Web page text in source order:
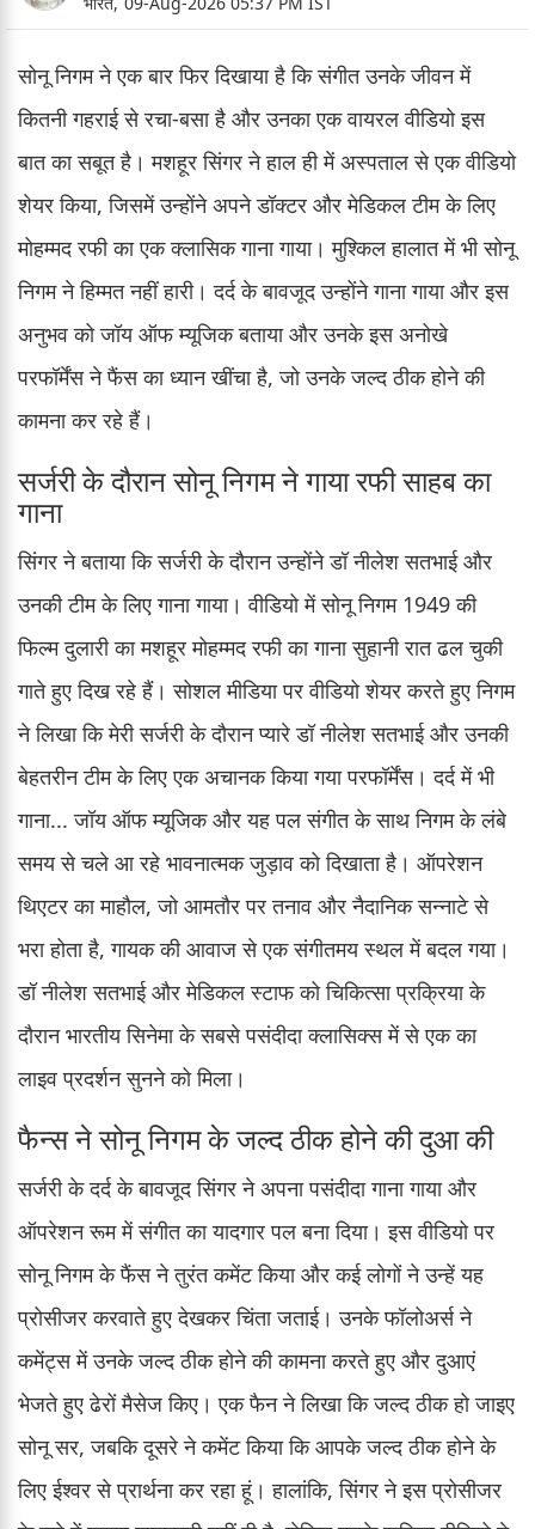
सोनू निगम ने एक बार फिर दिखाया है कि संगीत उनके जीवन में
कितनी गहराई से रचा-बसा है और उनका एक वायरल वीडियो इस
बात का सबूत है। मशहूर सिंगर ने हाल ही में अस्पताल से एक वीडियो
शेयर किया, जिसमें उन्होंने अपने डॉक्टर और मेडिकल टीम के लिए
मोहम्मद रफी का एक क्लासिक गाना गाया। मुश्किल हालात में भी सोनू
निगम ने हिम्मत नहीं हारी। दर्द के बावजूद उन्होंने गाना गाया और इस
अनुभव को जॉय ऑफ म्यूजिक बताया और उनके इस अनोखे
परफॉर्मेंस ने फैंस का ध्यान खींचा है, जो उनके जल्द ठीक होने की
कामना कर रहे हैं।
सर्जरी के दौरान सोनू निगम ने गाया रफी साहब का
गाना
सिंगर ने बताया कि सर्जरी के दौरान उन्होंने डॉ नीलेश सतभाई और
उनकी टीम के लिए गाना गाया। वीडियो में सोनू निगम 1949 की
फिल्म दुलारी का मशहूर मोहम्मद रफी का गाना सुहानी रात ढल चुकी
गाते हुए दिख रहे हैं। सोशल मीडिया पर वीडियो शेयर करते हुए निगम
ने लिखा कि मेरी सर्जरी के दौरान प्यारे डॉ नीलेश सतभाई और उनकी
बेहतरीन टीम के लिए एक अचानक किया गया परफॉर्मेंस। दर्द में भी
गाना... जॉय ऑफ म्यूजिक और यह पल संगीत के साथ निगम के लंबे
समय से चले आ रहे भावनात्मक जुड़ाव को दिखाता है। ऑपरेशन
थिएटर का माहौल, जो आमतौर पर तनाव और नैदानिक सन्नाटे से
भरा होता है, गायक की आवाज से एक संगीतमय स्थल में बदल गया।
डॉ नीलेश सतभाई और मेडिकल स्टाफ को चिकित्सा प्रक्रिया के
दौरान भारतीय सिनेमा के सबसे पसंदीदा क्लासिक्स में से एक का
लाइव प्रदर्शन सुनने को मिला।
फैन्स ने सोनू निगम के जल्द ठीक होने की दुआ की
सर्जरी के दर्द के बावजूद सिंगर ने अपना पसंदीदा गाना गाया और
ऑपरेशन रूम में संगीत का यादगार पल बना दिया। इस वीडियो पर
सोनू निगम के फैंस ने तुरंत कमेंट किया और कई लोगों ने उन्हें यह
प्रोसीजर करवाते हुए देखकर चिंता जताई। उनके फॉलोअर्स ने
कमेंट्स में उनके जल्द ठीक होने की कामना करते हुए और दुआएं
भेजते हुए ढेरों मैसेज किए। एक फैन ने लिखा कि जल्द ठीक हो जाइए
सोनू सर, जबकि दूसरे ने कमेंट किया कि आपके जल्द ठीक होने के
लिए ईश्वर से प्रार्थना कर रहा हूं। हालांकि, सिंगर ने इस प्रोसीजर